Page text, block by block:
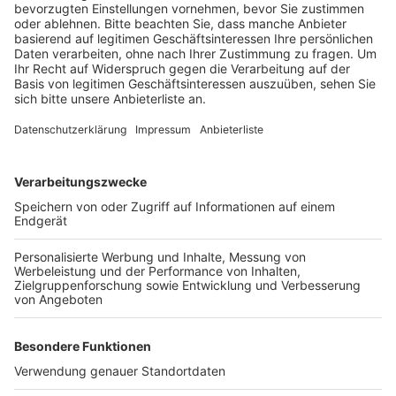
Glasscheibe an der KVB-Haltestelle verätzt.
Veröffentlicht:Mittwoch, 01.07.2020 12:34
Anzeige
Krankenhaus. Ob der KVB-Mitarbeiter die Flüssigkeit
berührt hat, ist noch unklar, genauso um welchen Stoff
es sich genau handelt. Offenbar hat es in der letzten
Zeit bereits häufiger solche Säure-Attacken auf
Oberflächen in Köln gegeben, sagte die Polizei.
Anzeige